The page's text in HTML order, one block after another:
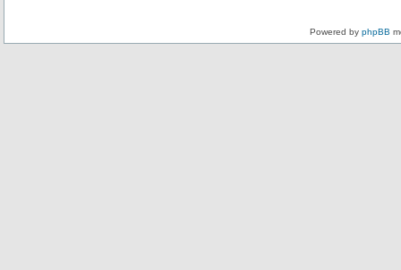
Powered by phpBB